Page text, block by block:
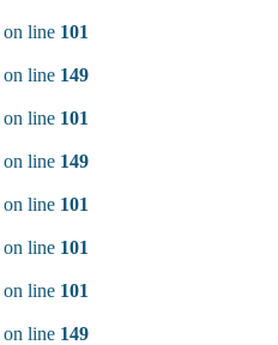
on line 101
on line 149
on line 101
on line 149
on line 101
on line 101
on line 101
on line 149